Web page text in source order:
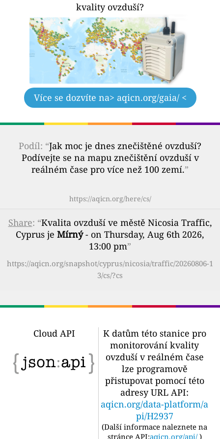
kvality ovzduší?
Více se dozvíte na> aqicn.org/gaia/ <
Podíl: “Jak moc je dnes znečištěné ovzduší?
Podívejte se na mapu znečištění ovzduší v
reálném čase pro více než 100 zemí.”
https://aqicn.org/here/cs/
Share: “Kvalita ovzduší ve městě Nicosia Traffic,
Cyprus je Mírný- on Thursday, Aug 6th 2026,
13:00 pm”
https://aqicn.org/snapshot/cyprus/nicosia/traffic/20260806-1
3/cs/?cs
Cloud API
K datům této stanice pro
monitorování kvality
ovzduší v reálném čase
lze programově
přistupovat pomocí této
adresy URL API:
aqicn.org/data-platform/a
pi/H2937
(Další informace naleznete na
stránce API:aqicn.org/api/ )